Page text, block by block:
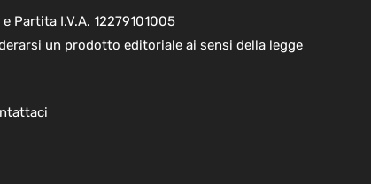
Partita I.V.A. 12279101005
un prodotto editoriale ai sensi della legge